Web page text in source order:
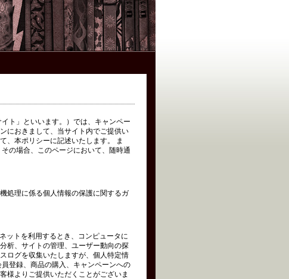
ト」といいます。）では、キャンペー
におきまして、当サイト内でご提供い
、本ポリシーに記述いたします。 ま
の場合、このページにおいて、随時通
処理に係る個人情報の保護に関するガ
ットを利用するとき、コンピュータに
析、サイトの管理、ユーザー動向の探
ログを収集いたしますが、個人特定情
登録、商品の購入、キャンペーンへの
様よりご提供いただくことがございま